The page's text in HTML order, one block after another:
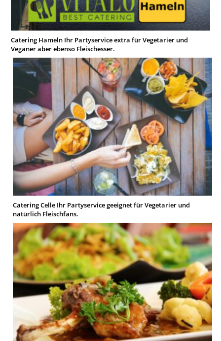
Catering Hameln Ihr Partyservice extra für Vegetarier und
Veganer aber ebenso Fleischesser.
Catering Celle Ihr Partyservice geeignet für Vegetarier und
natürlich Fleischfans.